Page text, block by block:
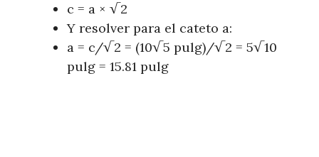
c = a × √2
Y resolver para el cateto a:
a = c/√2 = (10√5 pulg)/√2 = 5√10
pulg = 15.81 pulg